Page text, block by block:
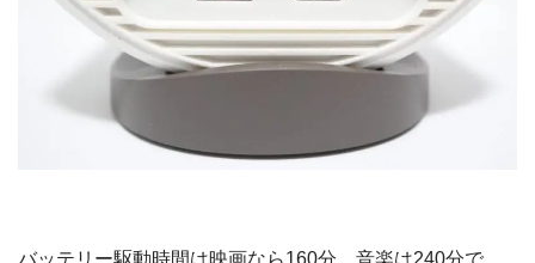
バッテリー駆動時間は映画なら160分、音楽は240分で